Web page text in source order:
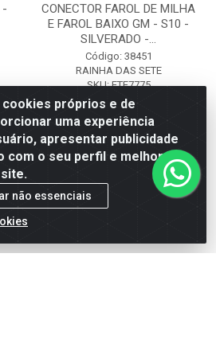
-
CONECTOR FAROL DE MILHA
E FAROL BAIXO GM - S10 -
SILVERADO -...
Código: 38451
RAINHA DAS SETE
SKU: ETE7775
Faça seu login ou
cadastre-se para
ver preços e
próprios e de
uma experiência
apresentar publicidade
com o seu perfil e melhorar a
não essenciais